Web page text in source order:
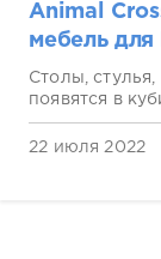
Animal
мебель для
Столы,
появятся в
22 июля 2022